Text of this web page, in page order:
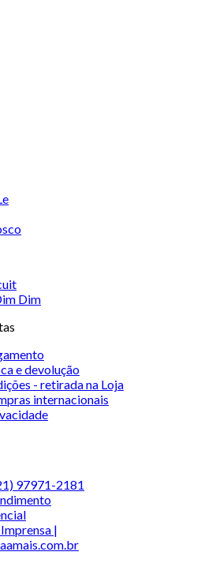
Dim
e devolução
- retirada na Loja
internacionais
97971-2181
|